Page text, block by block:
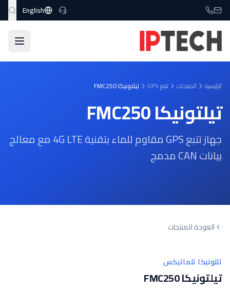
انتقل إلى المحتوى الرئيسي English
الرئيسية المنتجات تتبع GPS تيلتونيكا FMC250
تيلتونيكا FMC250
جهاز تتبع GPS مقاوم للماء بتقنية 4G LTE مع معالج
بيانات CAN مدمج
العودة للمنتجات
تلتونيكا تلماتيكس
تيلتونيكا FMC250